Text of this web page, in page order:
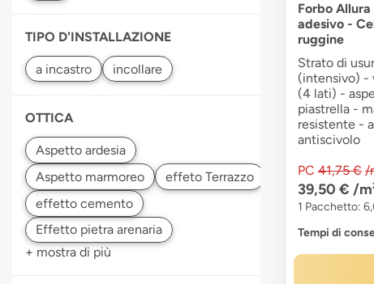
TIPO D'INSTALLAZIONE
OTTICA
+ mostra di più
Forbo
adesivo -
ruggine
Strato di
(intensivo) -
(4 lati) -
piastrella -
resistente -
antiscivolo
PC 41,75 € /
39,50 € /
1 Pacchetto:
Tempi di